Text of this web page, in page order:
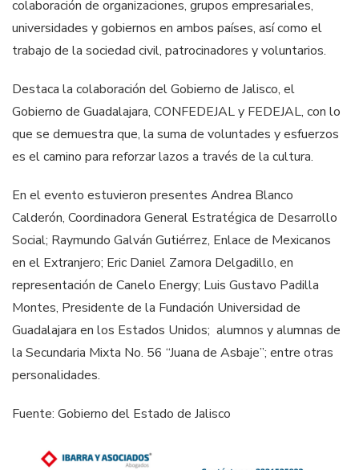
colaboración de organizaciones, grupos empresariales,
universidades y gobiernos en ambos países, así como el
trabajo de la sociedad civil, patrocinadores y voluntarios.
Destaca la colaboración del Gobierno de Jalisco, el
Gobierno de Guadalajara, CONFEDEJAL y FEDEJAL, con lo
que se demuestra que, la suma de voluntades y esfuerzos
es el camino para reforzar lazos a través de la cultura.
En el evento estuvieron presentes Andrea Blanco
Calderón, Coordinadora General Estratégica de Desarrollo
Social; Raymundo Galván Gutiérrez, Enlace de Mexicanos
en el Extranjero; Eric Daniel Zamora Delgadillo, en
representación de Canelo Energy; Luis Gustavo Padilla
Montes, Presidente de la Fundación Universidad de
Guadalajara en los Estados Unidos; alumnos y alumnas de
la Secundaria Mixta No. 56 “Juana de Asbaje”; entre otras
personalidades.
Fuente: Gobierno del Estado de Jalisco